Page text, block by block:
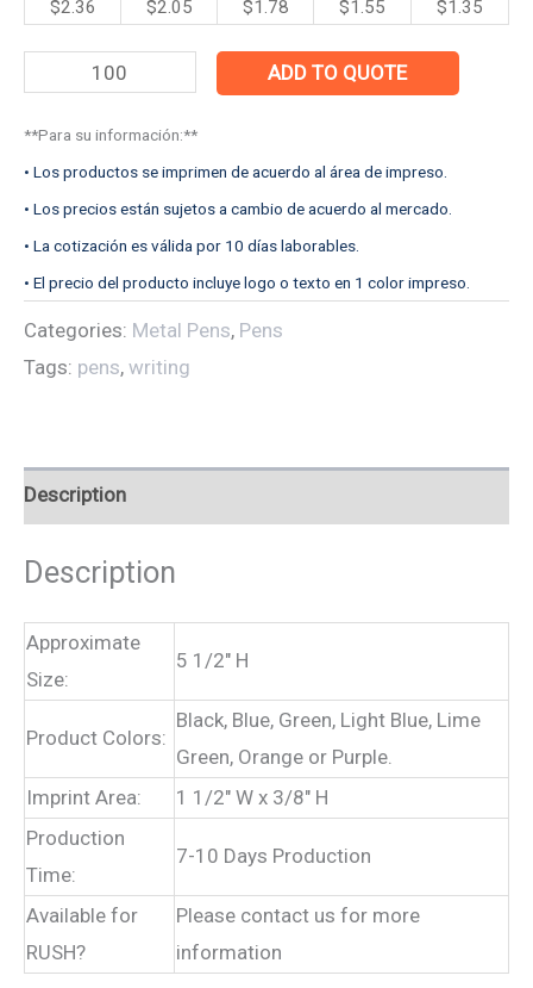
$2.36 $2.05 $1.78 $1.55 $1.35
ADD TO QUOTE
**Para su información:**
• Los productos se imprimen de acuerdo al área de impreso.
• Los precios están sujetos a cambio de acuerdo al mercado.
• La cotización es válida por 10 días laborables.
• El precio del producto incluye logo o texto en 1 color impreso.
Categories: Metal Pens, Pens
Tags: pens, writing
Description
Description
Approximate
Size:
5 1/2″ H
Product Colors:
Black, Blue, Green, Light Blue, Lime
Green, Orange or Purple.
Imprint Area:
1 1/2″ W x 3/8″ H
Production
Time:
7-10 Days Production
Available for
RUSH?
Please contact us for more
information